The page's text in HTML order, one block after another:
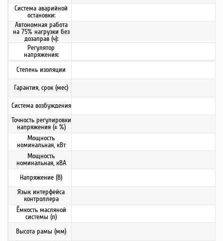
Система аварийной
остановки:
Автономная работа
на 75% нагрузки без
дозаправ (ч):
Регулятор
напряжения:
Степень изоляции
Гарантия, срок (мес)
Система возбуждения
Точность регулировки
напряжения (± %)
Мощность
номинальная, кВт
Мощность
номинальная, кВА
Напряжение (В)
Язык интерфейса
контроллера
Ёмкость масляной
системы (л)
Высота рамы (мм)